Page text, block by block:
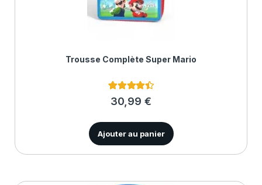
Trousse Complète Super Mario
Noté4.50
sur 5
2
notations
30,99 €
Ajouter au panier